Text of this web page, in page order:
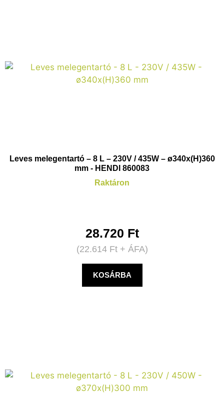
Leves melegentartó – 8 L – 230V / 435W – ø340x(H)360
mm - HENDI 860083
Raktáron
28.720 Ft
(22.614 Ft+ ÁFA)
KOSÁRBA